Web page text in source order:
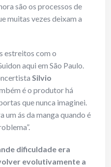
são os processos de
muitas vezes deixam a
estreitos com o
aqui em São Paulo.
Silvio
é o produtor há
que nunca imaginei.
um ás da manga quando é
dificuldade era
evolutivamente a